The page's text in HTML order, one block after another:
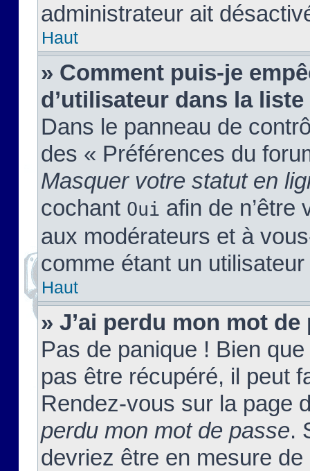
administrateur ait
Haut
» Comment puis-je
d’utilisateur dans la
Dans le panneau de
des « Préférences du
Masquer votre statut en
cochant Oui afin de n’être
aux modérateurs et à
comme étant un
Haut
» J’ai perdu mon mot de
Pas de panique ! Bien
pas être récupéré, il peut
Rendez-vous sur la page
perdu mon mot de passe.
devriez être en mesure